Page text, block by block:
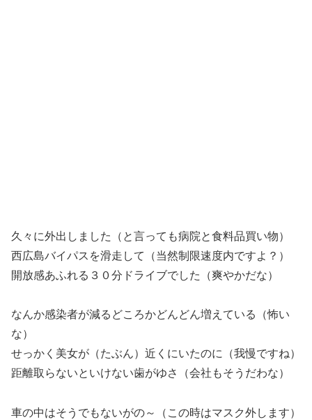
久々に外出しました（と言っても病院と食料品買い物）
西広島バイパスを滑走して（当然制限速度内ですよ？）
開放感あふれる３０分ドライブでした（爽やかだな）
なんか感染者が減るどころかどんどん増えている（怖い
な）
せっかく美女が（たぶん）近くにいたのに（我慢ですね）
距離取らないといけない歯がゆさ（会社もそうだわな）
車の中はそうでもないがの～（この時はマスク外します）